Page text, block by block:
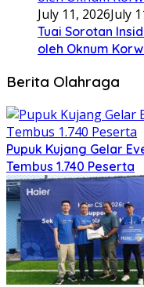
July 11, 2026July
Tuai Sorotan
oleh Oknum
Berita Olahraga
Pupuk Kujang Gelar
Tembus 1.740 Peserta